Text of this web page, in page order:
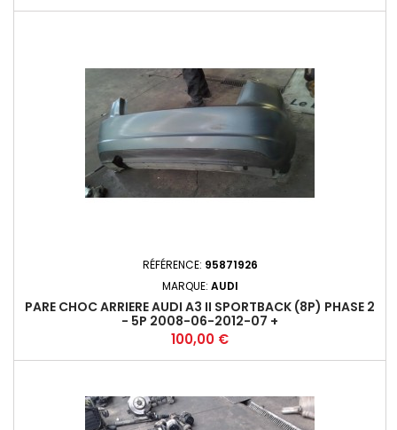
RÉFÉRENCE: 95871926
MARQUE: AUDI
PARE CHOC ARRIERE AUDI A3 II SPORTBACK (8P) PHASE 2
- 5P 2008-06-2012-07 +
Prix
100,00 €